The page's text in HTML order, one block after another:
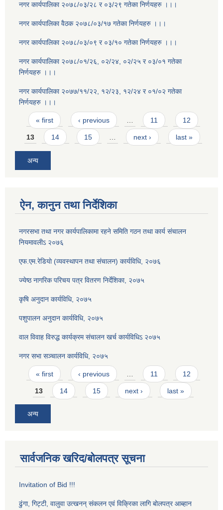
नगर कार्यपालिका २०७८/०३/२८ र ०३/२९ गतेका निर्णयहरु ।।।
नगर कार्यपालिका वैठक २०७८/०३/१७ गतेका निर्णयहरु ।।।
नगर कार्यपालिका २०७८/०३/०९ र ०३/१० गतेका निर्णयहरु ।।।
नगर कार्यपालिका २०७८/०१/२६, ०२/२४, ०२/२५ र ०३/०१ गतेका
निर्णयहरु ।।।
नगर कार्यपालिका २०७७/११/२२, १२/२३, १२/२४ र ०१/०२ गतेका
निर्णयहरु ।।।
Pages
« first ‹ previous … 11 12
13 14 15 … next › last »
अन्य
ऐन, कानुन तथा निर्देशिका
नगरसभा तथा नगर कार्यपालिकामा रहने समिति गठन तथा कार्य संचालन
नियमावलीऽ २०७६
एफ.एम.रेडियाे (व्यवस्थापन तथा संचालन) कार्यविधि, २०७६
ज्येष्ठ नागरिक परिचय पत्र वितरण निर्देशिका, २०७५
कृषि अनुदान कार्यविधि, २०७५
पशुपालन अनुदान कार्यविधि, २०७५
वाल विवाह विरुद्ध कार्यक्रम संचालन खर्च कार्यविधिऽ २०७५
नगर सभा सञ्चालन कार्यविधि, २०७५
Pages
« first ‹ previous 11 12
13 14 15 next › last »
अन्य
सार्वजनिक खरिद/बोलपत्र सूचना
Invitation of Bid !!!
ढुंगा, गिट्टी, वालुवा उत्खनन् संकलन एवं विक्रिका लागि बोलपत्र आब्हान